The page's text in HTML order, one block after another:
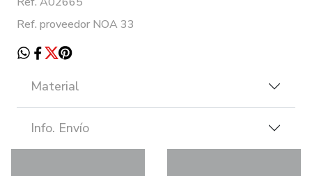
Ref. proveedor NOA 33
Material
Info. Envío